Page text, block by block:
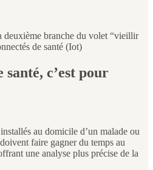
deuxième branche du volet “vieillir
de santé (Iot)
santé, c’est pour
au domicile d’un malade ou
faire gagner du temps au
une analyse plus précise de la